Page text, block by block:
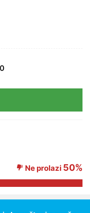
Ne prolazi 50%